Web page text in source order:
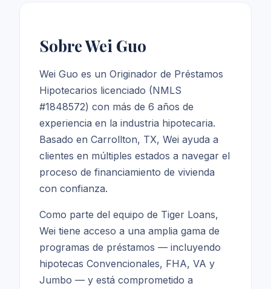
Sobre Wei Guo
Wei Guo es un Originador de Préstamos
Hipotecarios licenciado (NMLS
#1848572) con más de 6 años de
experiencia en la industria hipotecaria.
Basado en Carrollton, TX, Wei ayuda a
clientes en múltiples estados a navegar el
proceso de financiamiento de vivienda
con confianza.
Como parte del equipo de Tiger Loans,
Wei tiene acceso a una amplia gama de
programas de préstamos — incluyendo
hipotecas Convencionales, FHA, VA y
Jumbo — y está comprometido a